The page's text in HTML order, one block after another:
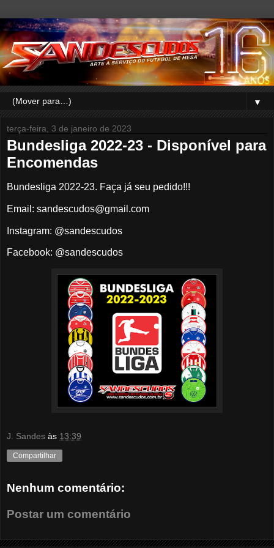
▼
terça-feira, 3 de janeiro de 2023
Bundesliga 2022-23 - Disponível para
Encomendas
Bundesliga 2022-23. Faça já seu pedido!!!
Email: sandescudos@gmail.com
Instagram: @sandescudos
Facebook: @sandescudos
J. Sandes às 13:39
Compartilhar
Nenhum comentário:
Postar um comentário